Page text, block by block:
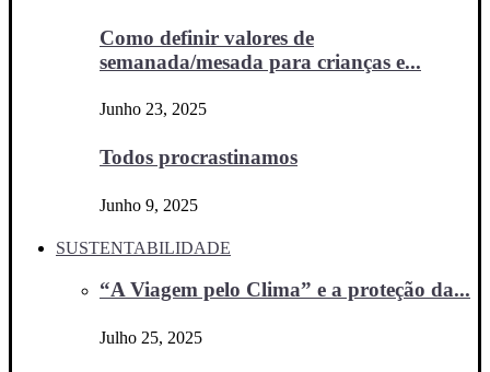
Como definir valores de
semanada/mesada para crianças e...
Junho 23, 2025
Todos procrastinamos
Junho 9, 2025
SUSTENTABILIDADE
“A Viagem pelo Clima” e a proteção da...
Julho 25, 2025